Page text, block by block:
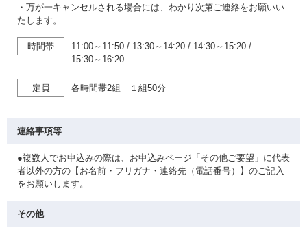
・万が一キャンセルされる場合には、わかり次第ご連絡をお願いい
たします。
時間帯 11:00～11:50 / 13:30～14:20 / 14:30～15:20 /
15:30～16:20
定員 各時間帯2組 １組50分
連絡事項等
●複数人でお申込みの際は、お申込みページ「その他ご要望」に代表
者以外の方の【お名前・フリガナ・連絡先（電話番号）】のご記入
をお願いします。
その他